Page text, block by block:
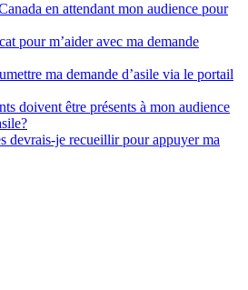
en attendant mon audience pour
pour m’aider avec ma demande
ma demande d’asile via le portail
doivent être présents à mon audience
devrais-je recueillir pour appuyer ma